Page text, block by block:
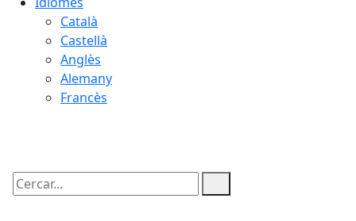
Català
Castellà
Anglès
Alemany
Francès
Cercar: